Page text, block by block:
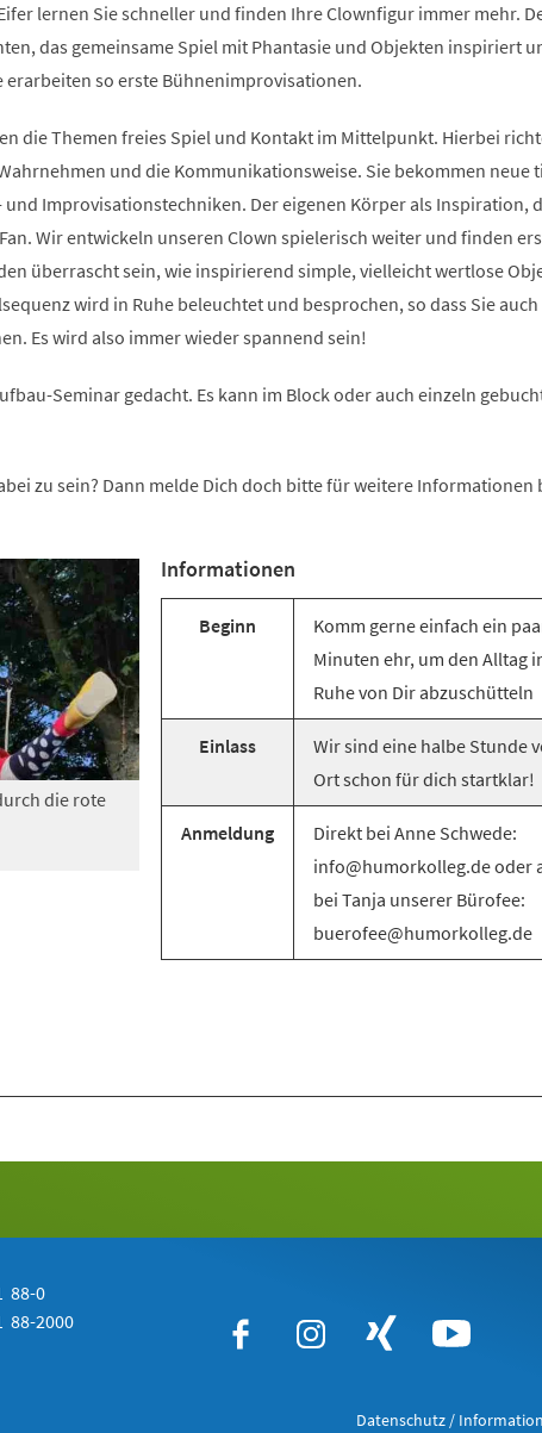
lernen Sie schneller und finden Ihre Clownfigur immer mehr.
das gemeinsame Spiel mit Phantasie und Objekten inspiriert
erarbeiten so erste Bühnenimprovisationen.
die Themen freies Spiel und Kontakt im Mittelpunkt. Hierbei
und die Kommunikationsweise. Sie bekommen neue
und Improvisationstechniken. Der eigenen Körper als Inspiration,
Wir entwickeln unseren Clown spielerisch weiter und finden
überrascht sein, wie inspirierend simple, vielleicht wertlose
wird in Ruhe beleuchtet und besprochen, so dass Sie
Es wird also immer wieder spannend sein!
Seminar gedacht. Es kann im Block oder auch einzeln
zu sein? Dann melde Dich doch bitte für weitere Informationen
die rote
Informationen
Beginn
Komm gerne einfach ein
Minuten ehr, um den Alltag
Ruhe von Dir abzuschütteln
Einlass
Wir sind eine halbe Stunde
Ort schon für dich startklar!
Anmeldung
Direkt bei Anne Schwede:
info@humorkolleg.de oder
bei Tanja unserer Bürofee:
buerofee@humorkolleg.de
88-0
88-2000
Datenschutz /